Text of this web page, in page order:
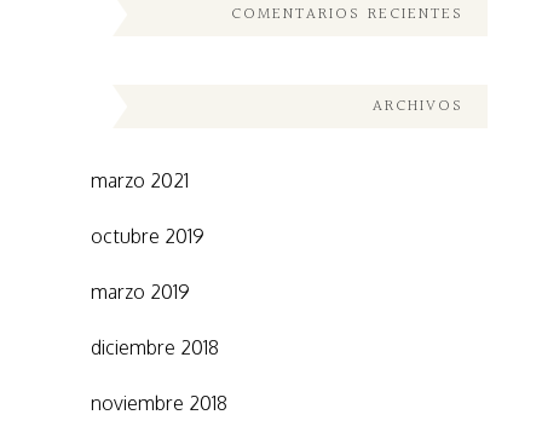
COMENTARIOS RECIENTES
ARCHIVOS
marzo 2021
octubre 2019
marzo 2019
diciembre 2018
noviembre 2018